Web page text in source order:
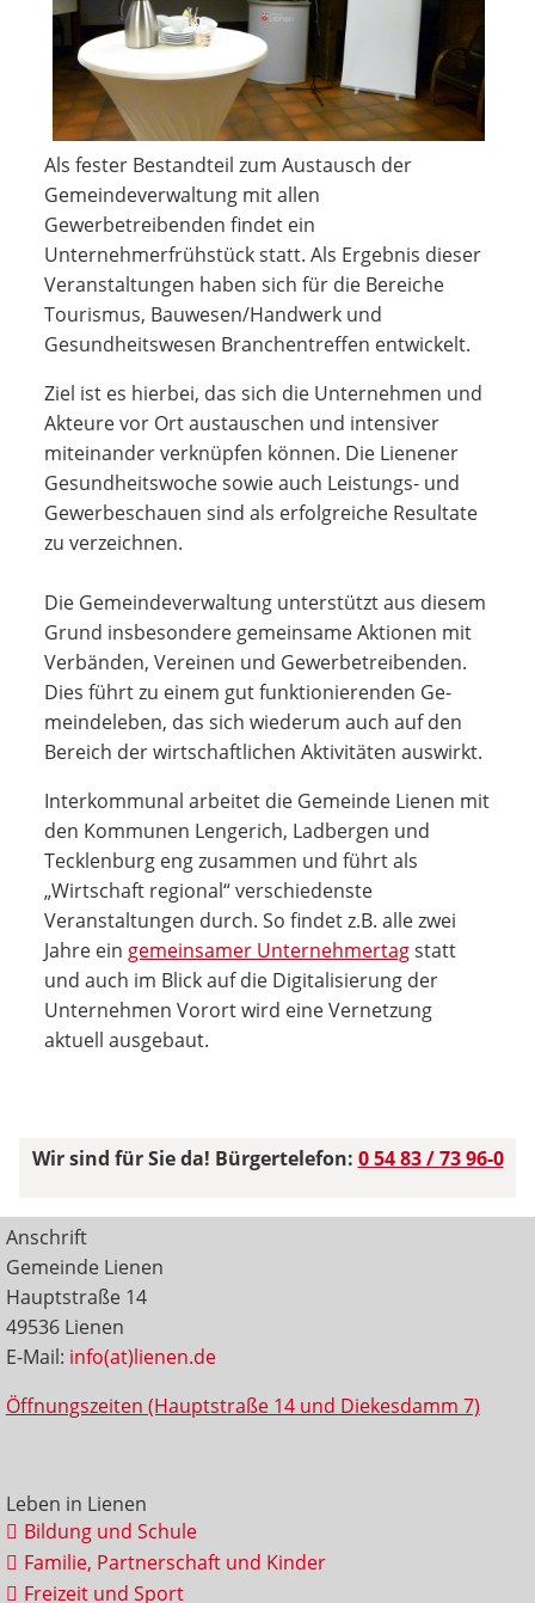
Als fester Bestandteil zum Austausch der
Gemeindeverwaltung mit allen
Gewerbetreibenden findet ein
Unternehmerfrühstück statt. Als Ergebnis dieser
Veranstaltungen haben sich für die Bereiche
Tourismus, Bauwesen/Handwerk und
Gesundheitswesen Branchentreffen entwickelt.
Ziel ist es hierbei, das sich die Unternehmen und
Akteure vor Ort austauschen und intensiver
miteinander verknüpfen können. Die Lienener
Gesundheitswoche sowie auch Leistungs- und
Gewerbeschauen sind als erfolgreiche Resultate
zu verzeichnen.
Die Gemeindeverwaltung unterstützt aus die­sem
Grund insbeson­dere ge­meinsame Aktio­nen mit
Verbänden, Ver­einen und Gewerbe­treiben­den.
Dies führt zu einem gut funktionierenden Ge­
mein­deleben, das sich wiederum auch auf den
Bereich der wirtschaftlichen Aktivitäten auswirkt.
Interkommunal arbeitet die Gemeinde Lienen mit
den Kommunen Lengerich, Ladbergen und
Tecklenburg eng zusammen und führt als
„Wirtschaft regional“ verschiedenste
Veranstaltungen durch. So findet z.B. alle zwei
Jahre ein gemeinsamer Unternehmertagstatt
und auch im Blick auf die Digitalisierung der
Unternehmen Vorort wird eine Vernetzung
aktuell ausgebaut.
Wir sind für Sie da! Bürgertelefon: 0 54 83 / 73 96-0
Anschrift
Gemeinde Lienen
Hauptstraße 14
49536 Lienen
E-Mail: info(at)lienen.de
Öffnungszeiten (Hauptstraße 14 und Diekesdamm 7)
Leben in Lienen
Bildung und Schule
Familie, Partnerschaft und Kinder
Freizeit und Sport